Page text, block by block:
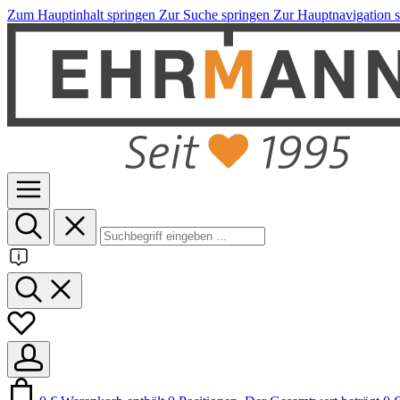
Zum Hauptinhalt springen Zur Suche springen Zur Hauptnavigation